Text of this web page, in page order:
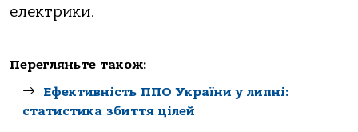
електрики.
Перегляньте також:
Ефективність ППО України у липні:
статистика збиття цілей